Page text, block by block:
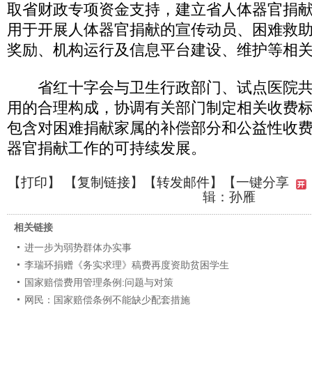
取省财政专项资金支持，建立省人体器官捐
用于开展人体器官捐献的宣传动员、困难救
奖励、机构运行及信息平台建设、维护等相
省红十字会与卫生行政部门、试点医院
用的合理构成，协调有关部门制定相关收费
包含对困难捐献家属的补偿部分和公益性收
器官捐献工作的可持续发展。
【打印】 【复制链接】【转发邮件】
【一键分享
辑：孙雁
相关链接
进一步为弱势群体办实事
李瑞环捐赠《务实求理》稿费再度资助贫困学生
国家赔偿费用管理条例:问题与对策
网民：国家赔偿条例不能缺少配套措施